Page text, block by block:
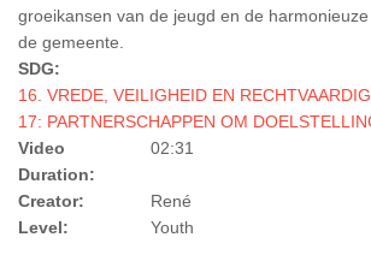
groeikansen van de jeugd en de
de gemeente.
SDG:
16. VREDE, VEILIGHEID EN
17: PARTNERSCHAPPEN OM
Video
Duration:
02:31
Creator:
René
Level:
Youth